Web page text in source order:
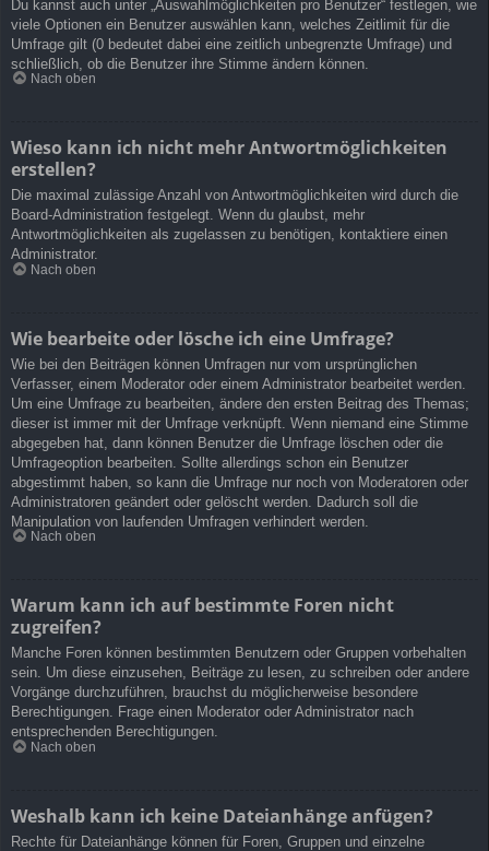
Du kannst auch unter „Auswahlmöglichkeiten pro Benutzer“ festlegen, wie
viele Optionen ein Benutzer auswählen kann, welches Zeitlimit für die
Umfrage gilt (0 bedeutet dabei eine zeitlich unbegrenzte Umfrage) und
schließlich, ob die Benutzer ihre Stimme ändern können.
Nach oben
Wieso kann ich nicht mehr Antwortmöglichkeiten
erstellen?
Die maximal zulässige Anzahl von Antwortmöglichkeiten wird durch die
Board-Administration festgelegt. Wenn du glaubst, mehr
Antwortmöglichkeiten als zugelassen zu benötigen, kontaktiere einen
Administrator.
Nach oben
Wie bearbeite oder lösche ich eine Umfrage?
Wie bei den Beiträgen können Umfragen nur vom ursprünglichen
Verfasser, einem Moderator oder einem Administrator bearbeitet werden.
Um eine Umfrage zu bearbeiten, ändere den ersten Beitrag des Themas;
dieser ist immer mit der Umfrage verknüpft. Wenn niemand eine Stimme
abgegeben hat, dann können Benutzer die Umfrage löschen oder die
Umfrageoption bearbeiten. Sollte allerdings schon ein Benutzer
abgestimmt haben, so kann die Umfrage nur noch von Moderatoren oder
Administratoren geändert oder gelöscht werden. Dadurch soll die
Manipulation von laufenden Umfragen verhindert werden.
Nach oben
Warum kann ich auf bestimmte Foren nicht
zugreifen?
Manche Foren können bestimmten Benutzern oder Gruppen vorbehalten
sein. Um diese einzusehen, Beiträge zu lesen, zu schreiben oder andere
Vorgänge durchzuführen, brauchst du möglicherweise besondere
Berechtigungen. Frage einen Moderator oder Administrator nach
entsprechenden Berechtigungen.
Nach oben
Weshalb kann ich keine Dateianhänge anfügen?
Rechte für Dateianhänge können für Foren, Gruppen und einzelne